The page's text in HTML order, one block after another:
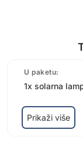
U paketu:
1x solarna
Prikaži više